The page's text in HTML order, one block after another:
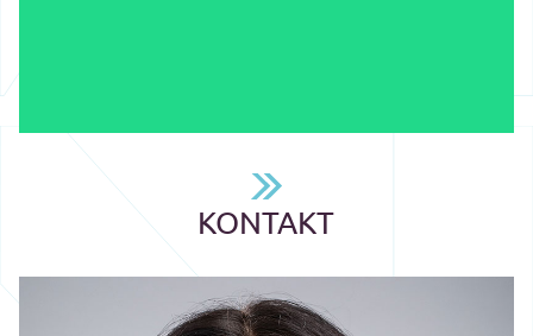
KONTAKT